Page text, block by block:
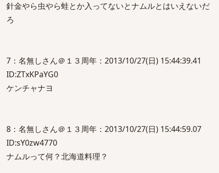
針金やら虫やら蛙とか入ってないとナムルとはいえないだ
ろ
7：名無しさん＠１３周年：2013/10/27(日) 15:44:39.41
ID:ZTxKPaYG0
ケンチャナヨ
8：名無しさん＠１３周年：2013/10/27(日) 15:44:59.07
ID:sY0zw4770
ナムルって何？北海道料理？